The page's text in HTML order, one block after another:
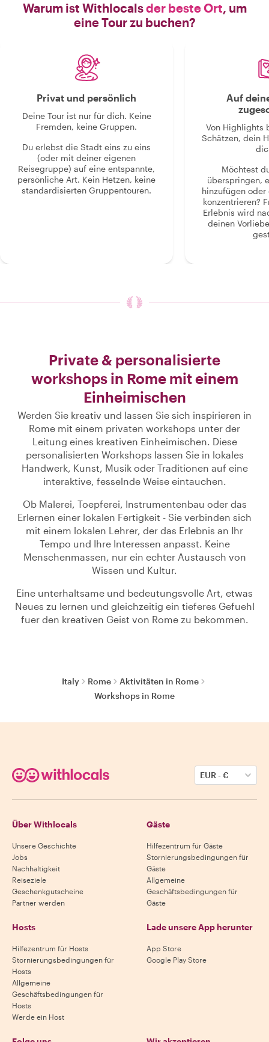
Warum ist Withlocalsder beste Ort, um
eine Tour zu buchen?
Privat und persönlich
Deine Tour ist nur für dich. Keine
Fremden, keine Gruppen.
Du erlebst die Stadt eins zu eins
(oder mit deiner eigenen
Reisegruppe) auf eine entspannte,
persönliche Art. Kein Hetzen, keine
standardisierten Gruppentouren.
Auf
Von Highlights
Schätzen, dein
Möchtest
überspringen,
hinzufügen
konzentrieren?
Erlebnis wird
deinen
Private & personalisierte
workshops in Rome mit einem
Einheimischen
Werden Sie kreativ und lassen Sie sich inspirieren in
Rome mit einem privaten workshops unter der
Leitung eines kreativen Einheimischen. Diese
personalisierten Workshops lassen Sie in lokales
Handwerk, Kunst, Musik oder Traditionen auf eine
interaktive, fesselnde Weise eintauchen.
Ob Malerei, Toepferei, Instrumentenbau oder das
Erlernen einer lokalen Fertigkeit - Sie verbinden sich
mit einem lokalen Lehrer, der das Erlebnis an Ihr
Tempo und Ihre Interessen anpasst. Keine
Menschenmassen, nur ein echter Austausch von
Wissen und Kultur.
Eine unterhaltsame und bedeutungsvolle Art, etwas
Neues zu lernen und gleichzeitig ein tieferes Gefuehl
fuer den kreativen Geist von Rome zu bekommen.
Italy Rome
Aktivitäten in Rome
Workshops in Rome
EUR-€
Über Withlocals
Unsere Geschichte
Jobs
Nachhaltigkeit
Reiseziele
Geschenkgutscheine
Partner werden
Gäste
Hilfezentrum für Gäste
Stornierungsbedingungen für
Gäste
Allgemeine
Geschäftsbedingungen für
Gäste
Hosts
Hilfezentrum für Hosts
Stornierungsbedingungen für
Hosts
Allgemeine
Geschäftsbedingungen für
Hosts
Werde ein Host
Lade unsere App herunter
App Store
Google Play Store